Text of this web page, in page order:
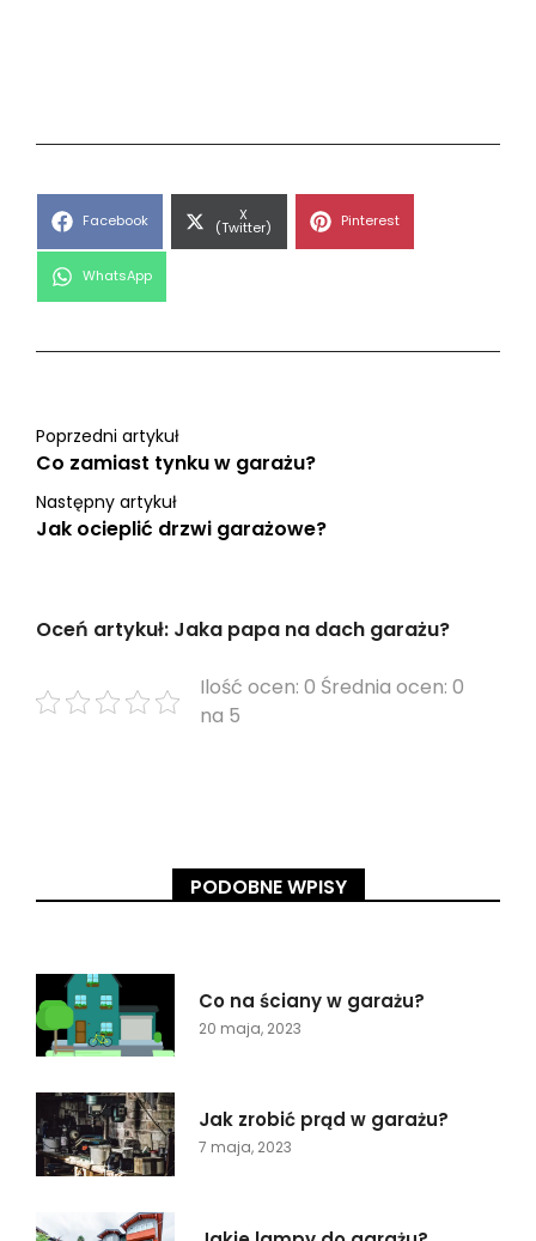
Share
Facebook Share
on
X
(Twitter) Share
Pinterest
Share
WhatsApp
Poprzedni artykuł
Co zamiast tynku w garażu?
Następny artykuł
Jak ocieplić drzwi garażowe?
Oceń artykuł: Jaka papa na dach garażu?
Ilość ocen: 0 Średnia ocen: 0
na 5
PODOBNE WPISY
Co na ściany w garażu?
20 maja, 2023
Jak zrobić prąd w garażu?
7 maja, 2023